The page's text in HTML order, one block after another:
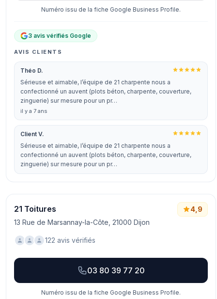
Numéro issu de la fiche Google Business Profile.
3 avis vérifiés Google
AVIS CLIENTS
Théo D.
Sérieuse et aimable, l’équipe de 21 charpente nous a
confectionné un auvent (plots béton, charpente, couverture,
zinguerie) sur mesure pour un pr…
il y a 7 ans
Client V.
Sérieuse et aimable, l’équipe de 21 charpente nous a
confectionné un auvent (plots béton, charpente, couverture,
zinguerie) sur mesure pour un pr…
21 Toitures
13 Rue de Marsannay-la-Côte, 21000 Dijon
4,9
122 avis vérifiés
03 80 39 77 20
Numéro issu de la fiche Google Business Profile.